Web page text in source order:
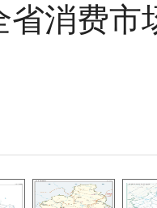
省消费市